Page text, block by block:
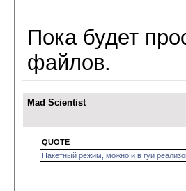
Пока будет
файлов.
Mad Scientist
QUOTE
Пакетный режим, можно и в гуи